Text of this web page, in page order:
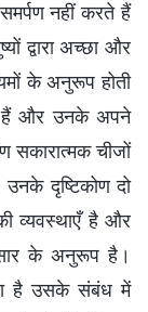
नहीं करते हैं
द्वारा अच्छा और
के अनुरूप होती
हैं और उनके अपने
सकारात्मक चीजों
दृष्टिकोण दो
व्यवस्थाएँ है और
के अनुरूप है।
है उसके संबंध में